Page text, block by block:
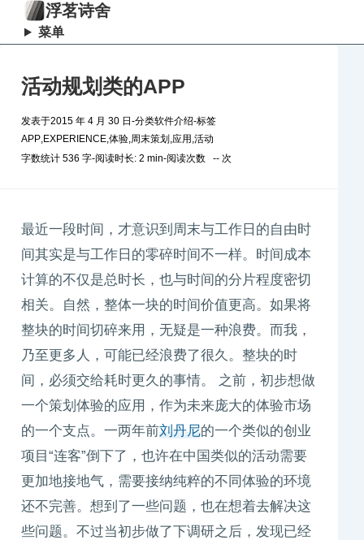
浮茗诗舍
菜单
活动规划类的APP
发表于2015 年 4 月 30 日 -分类软件介绍-标签
APP,EXPERIENCE,体验,周末策划 ,应用 ,活动
字数统计 536 字-阅读时长: 2 min-阅读次数 -- 次
最近一段时间，才意识到周末与工作日的自由时
间其实是与工作日的零碎时间不一样。时间成本
计算的不仅是总时长，也与时间的分片程度密切
相关。自然，整体一块的时间价值更高。如果将
整块的时间切碎来用，无疑是一种浪费。而我，
乃至更多人，可能已经浪费了很久。整块的时
间，必须交给耗时更久的事情。
之前，初步想做
一个策划体验的应用，作为未来庞大的体验市场
的一个支点。一两年前刘丹尼的一个类似的创业
项目“连客”倒下了，也许在中国类似的活动需要
更加地接地气，需要接纳纯粹的不同体验的环境
还不完善。想到了一些问题，也在想着去解决这
些问题。不过当初步做了下调研之后，发现已经